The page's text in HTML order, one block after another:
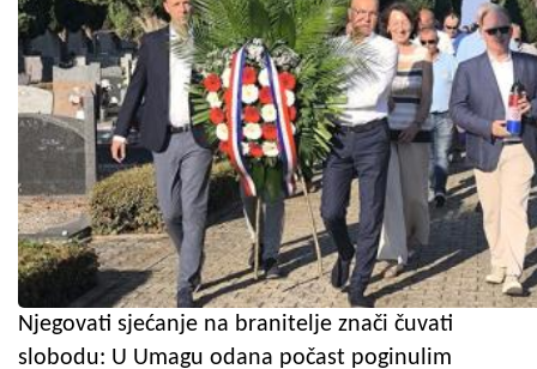
Njegovati sjećanje na branitelje znači čuvati
slobodu: U Umagu odana počast poginulim